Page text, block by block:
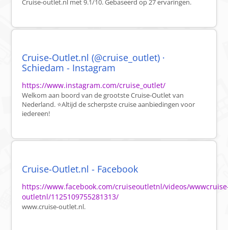
Cruise-outlet.nl met 9.1/10. Gebaseerd op 27 ervaringen.
Cruise-Outlet.nl (@cruise_outlet) ·
Schiedam - Instagram
https://www.instagram.com/cruise_outlet/
Welkom aan boord van de grootste Cruise-Outlet van
Nederland. ⭐️Altijd de scherpste cruise aanbiedingen voor
iedereen!
Cruise-Outlet.nl - Facebook
https://www.facebook.com/cruiseoutletnl/videos/
outletnl/1125109755281313/
www.cruise-outlet.nl.